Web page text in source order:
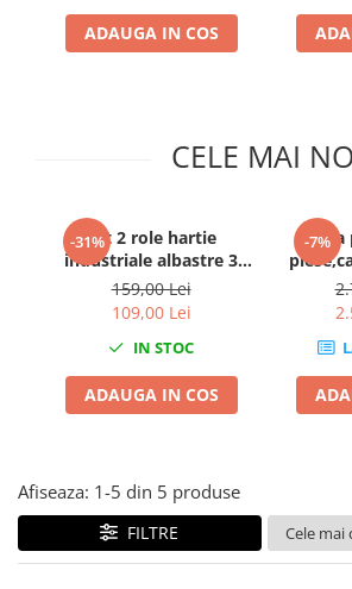
Clima/Aer conditionat
Cricuri cutie viteze
Dulapuri Bancuri Carucioare
Carucioare pentru marfa
Cutii pentru scule
Dulapuri echipate
Dulapuri pentru scule
Module scule
Echipamente De Sudura
Aparate taiere cu plasma
Magneti fixare sudura
Sudura In Puncte
ADAUGA IN COS
CELE MAI
-31%Set 2 role hartie
industriale albastre 3
straturi 500
portii,170M/rola
34x22cm Mega Blue
159,00 Lei
109,00 Lei
IN STOC
ADAUGA IN COS
-7%
Cuva
Afiseaza: 1-5 din 5 produse
FILTRE